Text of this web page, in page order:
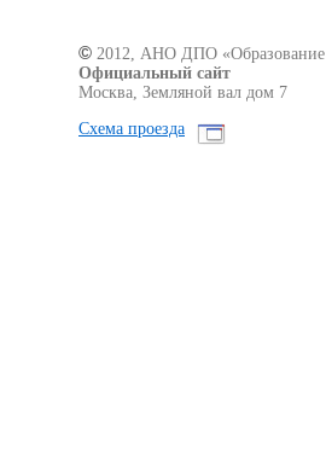
© 2012, АНО ДПО «Образование
Официальный сайт
Москва, Земляной вал дом 7
Схема проезда